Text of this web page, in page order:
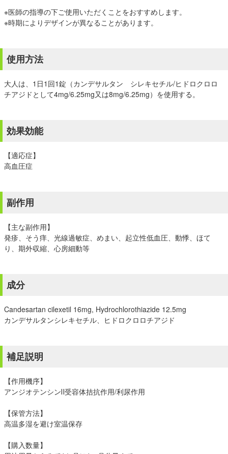
※医師の指導の下ご使用いただくことをおすすめします。
※時期によりデザインが異なることがあります。
使用方法
大人は、1日1回1錠（カンデサルタン シレキセチル/ヒドロクロロ
チアジドとして4mg/6.25mg又は8mg/6.25mg）を使用する。
効果効能
【適応症】
高血圧症
副作用
【主な副作用】
発疹、そう痒、光線過敏症、めまい、起立性低血圧、動悸、ほて
り、期外収縮、心房細動等
成分
Candesartan cilexetil 16mg, Hydrochlorothiazide 12.5mg
カンデサルタンシレキセチル、ヒドロクロロチアジド
補足説明
【作用機序】
アンジオテンシンⅡ受容体拮抗作用/利尿作用
【保管方法】
高温多湿を避け室温保存
【購入数量】